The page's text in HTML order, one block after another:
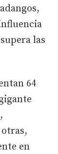
las
64
en